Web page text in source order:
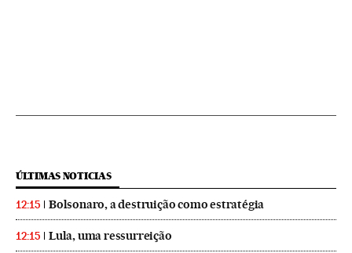
ÚLTIMAS NOTICIAS
12:15 Bolsonaro, a destruição como estratégia
12:15 Lula, uma ressurreição